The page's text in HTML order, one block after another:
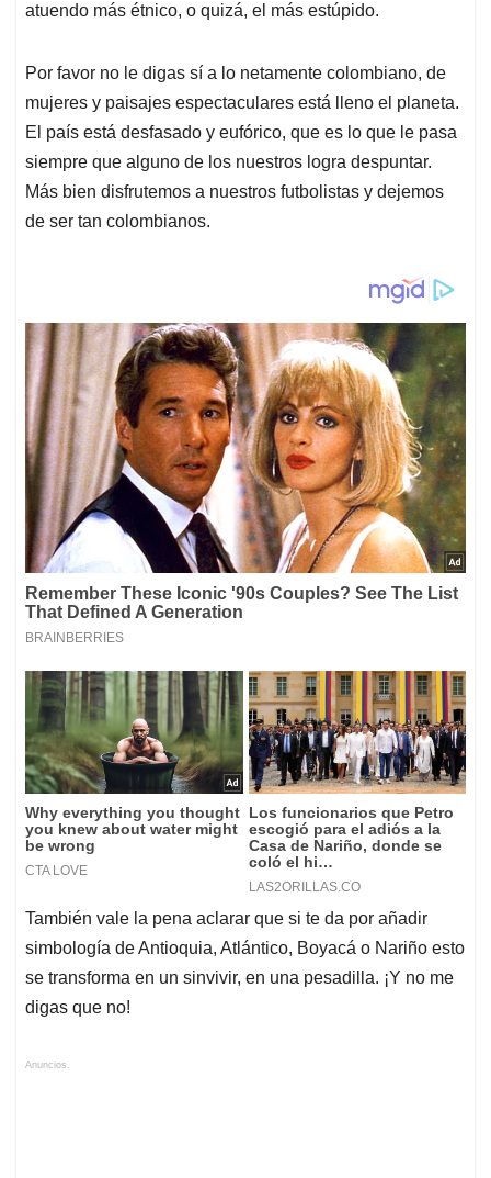
atuendo más étnico, o quizá, el más estúpido.
Por favor no le digas sí a lo netamente colombiano, de
mujeres y paisajes espectaculares está lleno el planeta.
El país está desfasado y eufórico, que es lo que le pasa
siempre que alguno de los nuestros logra despuntar.
Más bien disfrutemos a nuestros futbolistas y dejemos
de ser tan colombianos.
También vale la pena aclarar que si te da por añadir
simbología de Antioquia, Atlántico, Boyacá o Nariño esto
se transforma en un sinvivir, en una pesadilla. ¡Y no me
digas que no!
Anuncios.